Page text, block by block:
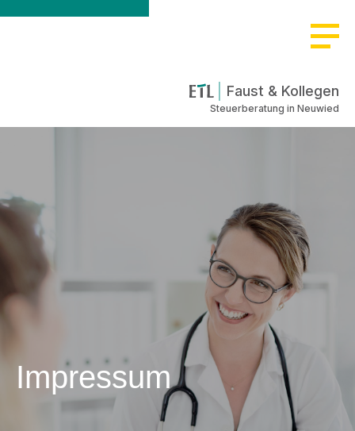
Faust & Kollegen
Steuerberatung in Neuwied
Impressum